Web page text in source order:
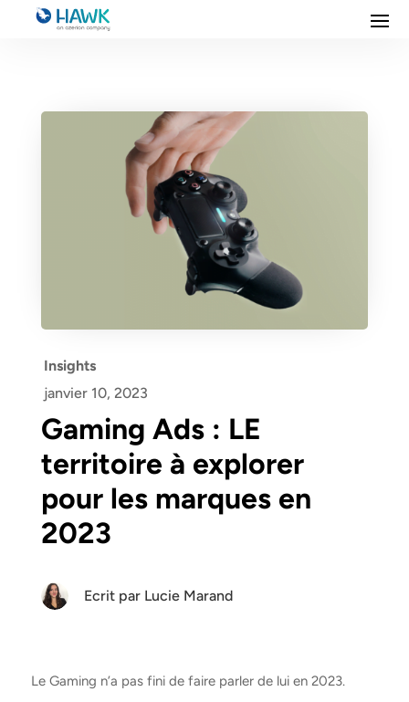
Insights
janvier 10, 2023
Gaming Ads : LE
territoire à explorer
pour les marques en
2023
Ecrit par Lucie Marand
Le Gaming n’a pas fini de faire parler de lui en 2023.